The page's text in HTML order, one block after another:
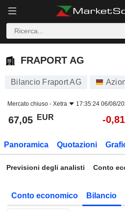
FRAPORT AG
FRAPORT AG
Bilancio Fraport AG
Mercato chiuso - Xetra 17:35:24 06/08/
67,05 EUR -
Panoramica Quotazioni
Previsioni degli analisti Conto
Conto economico Bilancio